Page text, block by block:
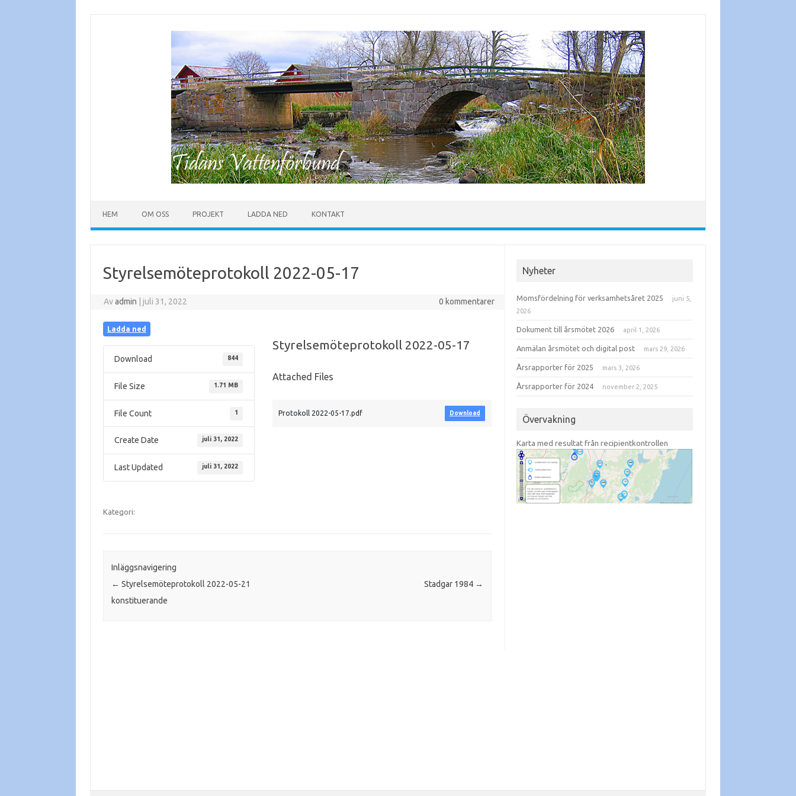
HEM OM OSS PROJEKT LADDA NED KONTAKT
Styrelsemöteprotokoll 2022-05-17
Avadmin juli 31, 2022 0 kommentarer
Ladda ned
Download 844
File Size 1.71 MB
File Count 1
Create Date juli 31, 2022
Last Updated juli 31, 2022
Styrelsemöteprotokoll 2022-05-17
Attached Files
Protokoll 2022-05-17.pdf Download
Kategori:
Inläggsnavigering
← Styrelsemöteprotokoll 2022-05-21
konstituerande
Stadgar 1984 →
Nyheter
Momsfördelning för verksamhetsåret 2025
juni 5,
2026
Dokument till årsmötet 2026 april 1, 2026
Anmälan årsmötet och digital post mars 29, 2026
Årsrapporter för 2025 mars 3, 2026
Årsrapporter för 2024 november 2, 2025
Övervakning
Karta med resultat från recipientkontrollen